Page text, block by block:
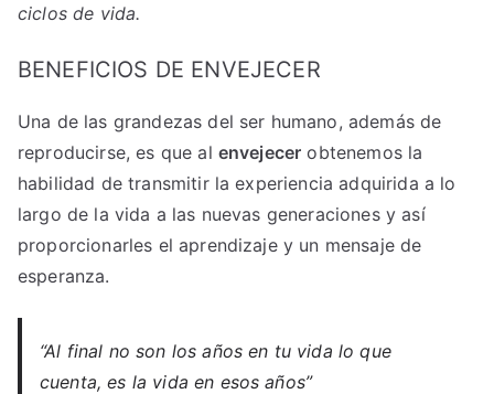
ciclos de vida.
BENEFICIOS DE ENVEJECER
Una de las grandezas del ser humano, además de
reproducirse, es que al envejecer obtenemos la
habilidad de transmitir la experiencia adquirida a lo
largo de la vida a las nuevas generaciones y así
proporcionarles el aprendizaje y un mensaje de
esperanza.
“Al final no son los años en tu vida lo que
cuenta, es la vida en esos años”